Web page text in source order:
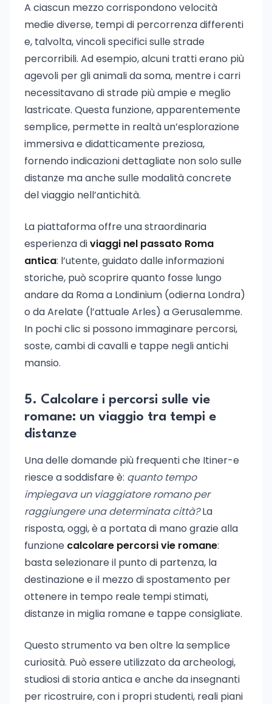
A ciascun mezzo corrispondono velocità
medie diverse, tempi di percorrenza differenti
e, talvolta, vincoli specifici sulle strade
percorribili. Ad esempio, alcuni tratti erano più
agevoli per gli animali da soma, mentre i carri
necessitavano di strade più ampie e meglio
lastricate. Questa funzione, apparentemente
semplice, permette in realtà un’esplorazione
immersiva e didatticamente preziosa,
fornendo indicazioni dettagliate non solo sulle
distanze ma anche sulle modalità concrete
del viaggio nell’antichità.
La piattaforma offre una straordinaria
esperienza diviaggi nel passato Roma
antica: l’utente, guidato dalle informazioni
storiche, può scoprire quanto fosse lungo
andare da Roma a Londinium (odierna Londra)
o da Arelate (l’attuale Arles) a Gerusalemme.
In pochi clic si possono immaginare percorsi,
soste, cambi di cavalli e tappe negli antichi
mansio.
5. Calcolare i percorsi sulle vie
romane: un viaggio tra tempi e
distanze
Una delle domande più frequenti che Itiner-e
riesce a soddisfare è: quanto tempo
impiegava un viaggiatore romano per
raggiungere una determinata città?La
risposta, oggi, è a portata di mano grazie alla
funzione calcolare percorsi vie romane:
basta selezionare il punto di partenza, la
destinazione e il mezzo di spostamento per
ottenere in tempo reale tempi stimati,
distanze in miglia romane e tappe consigliate.
Questo strumento va ben oltre la semplice
curiosità. Può essere utilizzato da archeologi,
studiosi di storia antica e anche da insegnanti
per ricostruire, con i propri studenti, reali piani